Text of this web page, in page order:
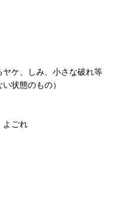
ヤケ、しみ、小さな破れ等
状態のもの）
よごれ